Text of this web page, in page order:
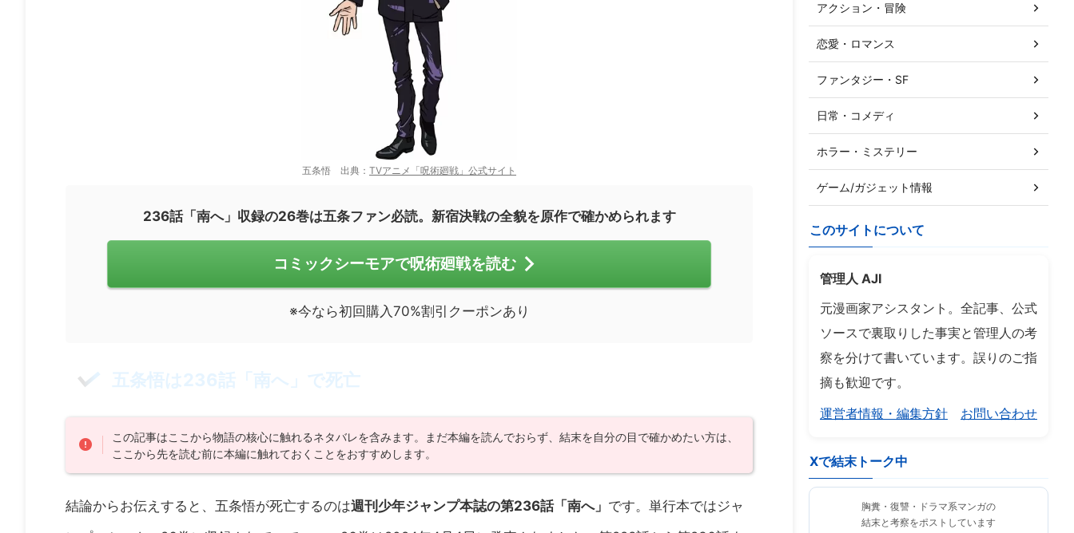
五条悟 出典： TVアニメ「呪術廻戦」公式サイト
236話「南へ」収録の26巻は五条ファン必読。新宿決戦の全貌を原作で確かめられます
コミックシーモアで呪術廻戦を読む
※今なら初回購入70%割引クーポンあり
五条悟は236話「南へ」で死亡
この記事はここから物語の核心に触れるネタバレを含みます。まだ本編を読んでおらず、結末を自分の目で確かめたい方は、
ここから先を読む前に本編に触れておくことをおすすめします。
結論からお伝えすると、五条悟が死亡するのは週刊少年ジャンプ本誌の第236話「南へ」 です。単行本ではジャ
アクション・冒険
恋愛・ロマンス
ファンタジー・SF
日常・コメディ
ホラー・ミステリー
ゲーム/ガジェット情報
このサイトについて
管理人 AJI
元漫画家アシスタント。全記事、公式
ソースで裏取りした事実と管理人の考
察を分けて書いています。誤りのご指
摘も歓迎です。
運営者情報・編集方針
お問い合わせ
Xで結末トーク中
胸糞・復讐・ドラマ系マンガの
結末と考察をポストしています